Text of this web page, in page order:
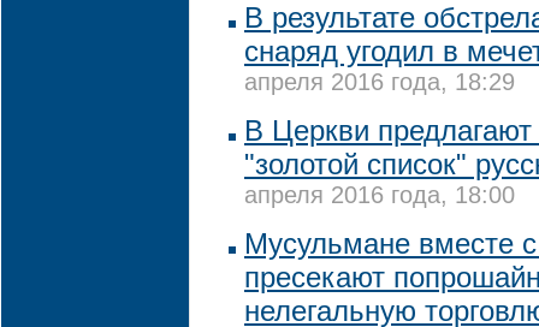
В результате
снаряд угодил в
апреля 2016 года, 18:29
В Церкви
"золотой список"
апреля 2016 года, 18:00
Мусульмане вместе
пресекают
нелегальную